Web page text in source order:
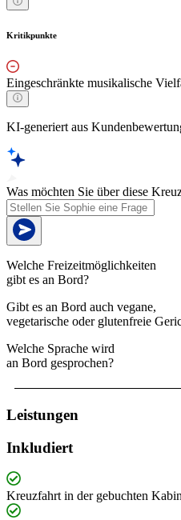
Kritikpunkte
Eingeschränkte musikalische
KI-generiert aus
Was möchten Sie über diese
Welche Freizeitmöglichkeiten
gibt es an Bord?
Gibt es an Bord auch vegane,
vegetarische oder glutenfreie
Welche Sprache wird
an Bord gesprochen?
Leistungen
Inkludiert
Kreuzfahrt in der gebuchten